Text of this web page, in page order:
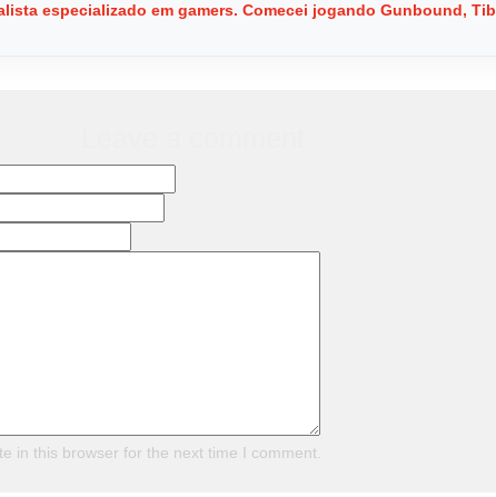
especializado em gamers. Comecei jogando Gunbound,
in this browser for the next time I comment.